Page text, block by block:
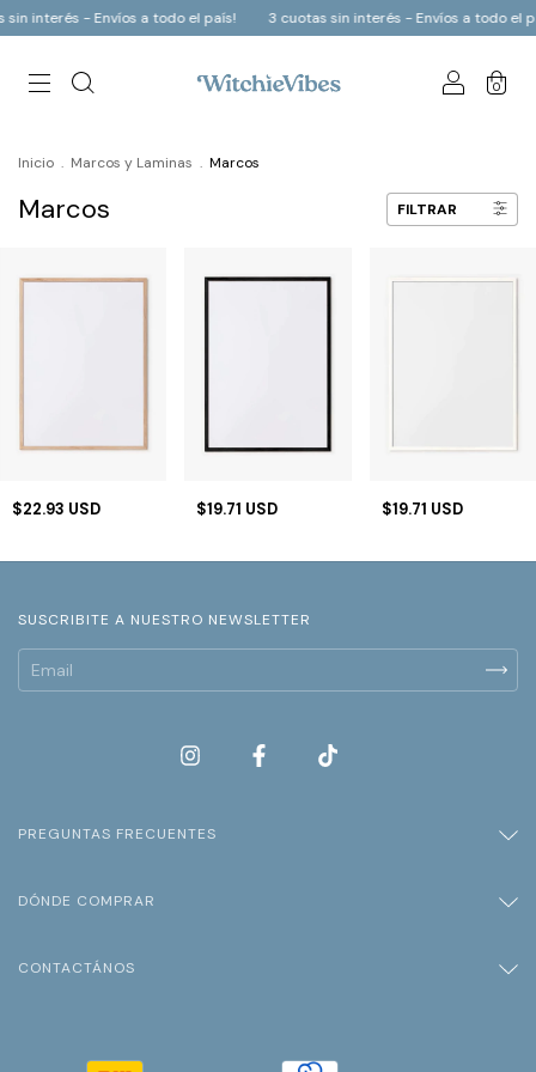
interés - Envíos a todo el país! 3 cuotas sin interés - Envíos a todo el
0
Inicio . Marcos y Laminas . Marcos
Marcos FILTRAR
$22.93 USD $19.71 USD $19.71 USD
SUSCRIBITE A NUESTRO NEWSLETTER
PREGUNTAS FRECUENTES
DÓNDE COMPRAR
CONTACTÁNOS